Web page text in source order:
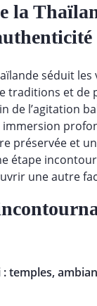
la
séduit
traditions et de
de l’agitation
préservée et
étape
une autre
: temples,